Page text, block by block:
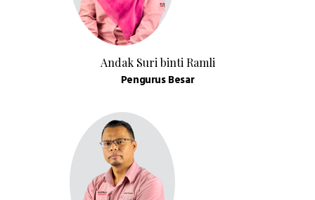
Andak Suri binti Ramli
Pengurus Besar